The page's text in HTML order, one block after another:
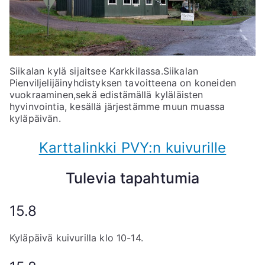
Siikalan kylä sijaitsee Karkkilassa.Siikalan
Pienviljelijäinyhdistyksen tavoitteena on koneiden
vuokraaminen,sekä edistämällä kyläläisten
hyvinvointia, kesällä järjestämme muun muassa
kyläpäivän.
Karttalinkki PVY:n kuivurille
Tulevia tapahtumia
15.8
Kyläpäivä kuivurilla klo 10-14.